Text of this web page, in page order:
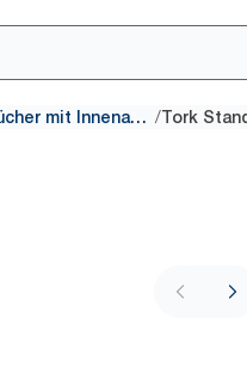
Papiertücher mit Innenabrollung /